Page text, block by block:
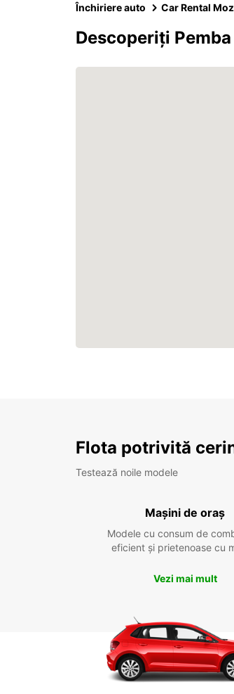
Închiriere auto Car Rental
Descoperiți
Flota potrivită
Testează noile modele
Mașini de oraș
Modele cu consum de
eficient și prietenoase cu
Vezi mai mult